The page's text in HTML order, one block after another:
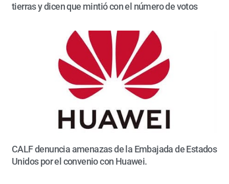
tierras y dicen que mintió con el número de votos
CALF denuncia amenazas de la Embajada de Estados
Unidos por el convenio con Huawei.